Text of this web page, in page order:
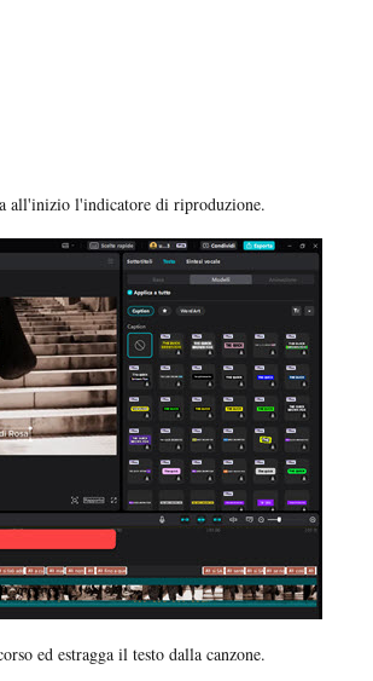
all'inizio l'indicatore di riproduzione.
ed estragga il testo dalla canzone.